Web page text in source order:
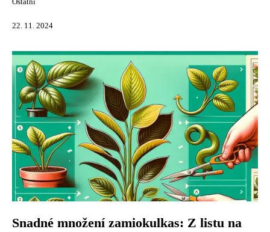
Ostatní
22. 11. 2024
Snadné množení zamiokulkas: Z listu na